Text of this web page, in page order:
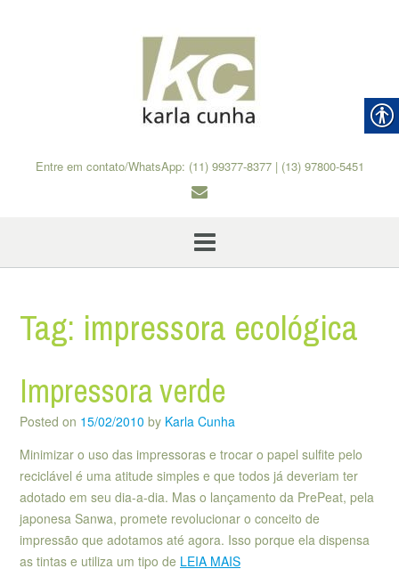
Entre em contato/WhatsApp: (11) 99377-8377 | (13) 97800-5451
Tag: impressora ecológica
Impressora verde
Posted on 15/02/2010 by Karla Cunha
Minimizar o uso das impressoras e trocar o papel sulfite pelo
reciclável é uma atitude simples e que todos já deveriam ter
adotado em seu dia-a-dia. Mas o lançamento da PrePeat, pela
japonesa Sanwa, promete revolucionar o conceito de
impressão que adotamos até agora. Isso porque ela dispensa
as tintas e utiliza um tipo de LEIA MAIS